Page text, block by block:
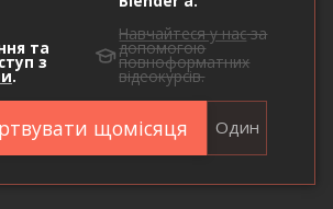
та
з
.
Навчайтеся у насза
допомогою
повноформатних
відеокурсів.
щомісяця Один